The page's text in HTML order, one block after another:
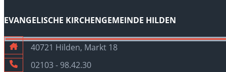
EVANGELISCHE KIRCHENGEMEINDE HILDEN
40721 Hilden, Markt 18
02103 - 98.42.30